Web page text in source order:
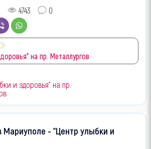
4743 0
на пр. Металлургов
и здоровья" на пр.
Мариуполе - "Центр улыбки и